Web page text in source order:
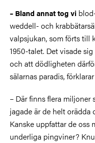
– Bland annat tog vi
weddell- och
valpsjukan, som förts till
1950-talet. Det visade
och att dödligheten
sälarnas paradis,
– Där finns flera
jagade är de helt orädda
Kanske uppfattar de oss
underliga pingviner?